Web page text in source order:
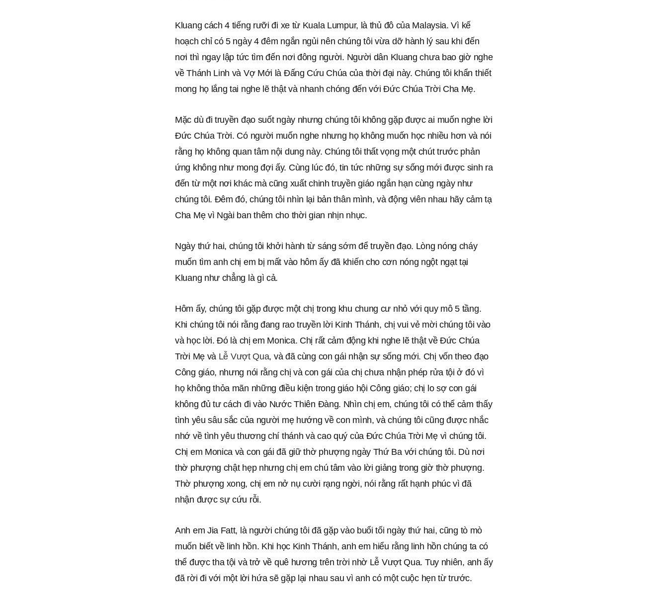
Kluang cách 4 tiếng rưỡi đi xe từ Kuala Lumpur, là thủ đô của Malaysia. Vì kế
hoạch chỉ có 5 ngày 4 đêm ngắn ngủi nên chúng tôi vừa dỡ hành lý sau khi đến
nơi thì ngay lập tức tìm đến nơi đông người. Người dân Kluang chưa bao giờ nghe
về Thánh Linh và Vợ Mới là Đấng Cứu Chúa của thời đại này. Chúng tôi khẩn thiết
mong họ lắng tai nghe lẽ thật và nhanh chóng đến với Đức Chúa Trời Cha Mẹ.
Mặc dù đi truyền đạo suốt ngày nhưng chúng tôi không gặp được ai muốn nghe lời
Đức Chúa Trời. Có người muốn nghe nhưng họ không muốn học nhiều hơn và nói
rằng họ không quan tâm nội dung này. Chúng tôi thất vọng một chút trước phản
ứng không như mong đợi ấy. Cùng lúc đó, tin tức những sự sống mới được sinh ra
đến từ một nơi khác mà cũng xuất chinh truyền giáo ngắn hạn cùng ngày như
chúng tôi. Đêm đó, chúng tôi nhìn lại bản thân mình, và động viên nhau hãy cảm tạ
Cha Mẹ vì Ngài ban thêm cho thời gian nhịn nhục.
Ngày thứ hai, chúng tôi khởi hành từ sáng sớm để truyền đạo. Lòng nóng cháy
muốn tìm anh chị em bị mất vào hôm ấy đã khiến cho cơn nóng ngột ngạt tại
Kluang như chẳng là gì cả.
Hôm ấy, chúng tôi gặp được một chị trong khu chung cư nhỏ với quy mô 5 tầng.
Khi chúng tôi nói rằng đang rao truyền lời Kinh Thánh, chị vui vẻ mời chúng tôi vào
và học lời. Đó là chị em Monica. Chị rất cảm động khi nghe lẽ thật về Đức Chúa
Trời Mẹ và Lễ Vượt Qua, và đã cùng con gái nhận sự sống mới. Chị vốn theo đạo
Công giáo, nhưng nói rằng chị và con gái của chị chưa nhận phép rửa tội ở đó vì
họ không thỏa mãn những điều kiện trong giáo hội Công giáo; chị lo sợ con gái
không đủ tư cách đi vào Nước Thiên Đàng. Nhìn chị em, chúng tôi có thể cảm thấy
tình yêu sâu sắc của người mẹ hướng về con mình, và chúng tôi cũng được nhắc
nhớ về tình yêu thương chí thánh và cao quý của Đức Chúa Trời Mẹ vì chúng tôi.
Chị em Monica và con gái đã giữ thờ phượng ngày Thứ Ba với chúng tôi. Dù nơi
thờ phượng chật hẹp nhưng chị em chú tâm vào lời giảng trong giờ thờ phượng.
Thờ phượng xong, chị em nở nụ cười rạng ngời, nói rằng rất hạnh phúc vì đã
nhận được sự cứu rỗi.
Anh em Jia Fatt, là người chúng tôi đã gặp vào buổi tối ngày thứ hai, cũng tò mò
muốn biết về linh hồn. Khi học Kinh Thánh, anh em hiểu rằng linh hồn chúng ta có
thể được tha tội và trở về quê hương trên trời nhờ Lễ Vượt Qua. Tuy nhiên, anh ấy
đã rời đi với một lời hứa sẽ gặp lại nhau sau vì anh có một cuộc hẹn từ trước.